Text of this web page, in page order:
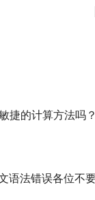
的计算方法吗
法错误各位不要